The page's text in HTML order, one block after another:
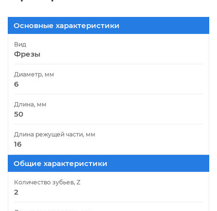
Основные характеристики
Вид
Фрезы
Диаметр, мм
6
Длина, мм
50
Длина режущей части, мм
16
Общие характеристики
Количество зубьев, Z
2